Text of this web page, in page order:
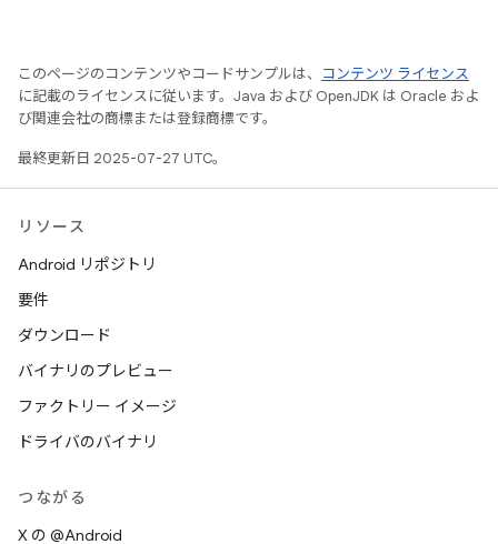
このページのコンテンツやコードサンプルは、
コンテンツ ライセンス
に記載のライセンスに従います。Java および OpenJDK は Oracle およ
び関連会社の商標または登録商標です。
最終更新日 2025-07-27 UTC。
リソース
Android リポジトリ
要件
ダウンロード
バイナリのプレビュー
ファクトリー イメージ
ドライバのバイナリ
つながる
X の @Android